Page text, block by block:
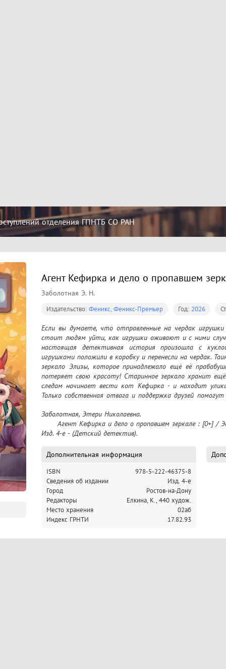
отделения ГПНТБ СО РАН
Агент Кефирка и дело о пропавшем
Заболотная Э. Н.
Издательство: Феникс, Феникс-Премьер Год: 2026
Если вы думаете, что отправленные на чердак
стоит людям уйти, как игрушки оживают и с ними
настоящая детективная история произошла с
игрушками положили в коробку и перенесли на чердак.
зеркало Элизы, которое принадлежало ещё её
потеряет свою красоту! Старинное зеркало хранит ещё
следам начинает вести кот Кефирка - и находит
Только собственная отвага и поддержка друзей
Заболотная, Этери Николаевна.
	Агент Кефирка и дело о пропавшем зеркале : [0+] / Этери Заболотная ; художник К. Ёлкина. –
Изд. 4-е - (Детский детектив).
Дополнительная информация
ISBN
978-5-222-46375-8
Cведения об издании
Изд. 4-е
Город
Ростов-на-Дону
Редакторы
Елкина, К., 440 худож.
Место хранения
02аб
Индекс ГРНТИ
17.82.93